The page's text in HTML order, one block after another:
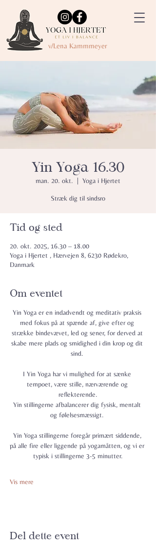
v/Lena Kammmeyer
Yin Yoga 16.30
man. 20. okt. Yoga i Hjertet
Stræk dig til sindsro
Tid og sted
20. okt. 2025, 16.30 – 18.00
Yoga i Hjertet , Hærvejen 8, 6230 Rødekro,
Danmark
Om eventet
Yin Yoga er en indadvendt og meditativ praksis
med fokus på at spænde af, give efter og
strække bindevævet, led og sener, for derved at
skabe mere plads og smidighed i din krop og dit
sind.
I Yin Yoga har vi mulighed for at sænke
tempoet, være stille, nærværende og
reflekterende.
Yin stillingerne afbalancerer dig fysisk, mentalt
og følelsesmæssigt.
Yin Yoga stillingerne foregår primært siddende,
på alle fire eller liggende på yogamåtten, og vi er
typisk i stillingerne 3-5 minutter.
Vis mere
Del dette event